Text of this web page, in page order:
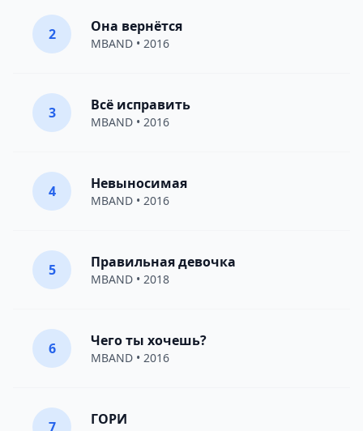
2 Она вернётся
MBAND • 2016
3 Всё исправить
MBAND • 2016
4 Невыносимая
MBAND • 2016
5 Правильная девочка
MBAND • 2018
6 Чего ты хочешь?
MBAND • 2016
7 ГОРИ